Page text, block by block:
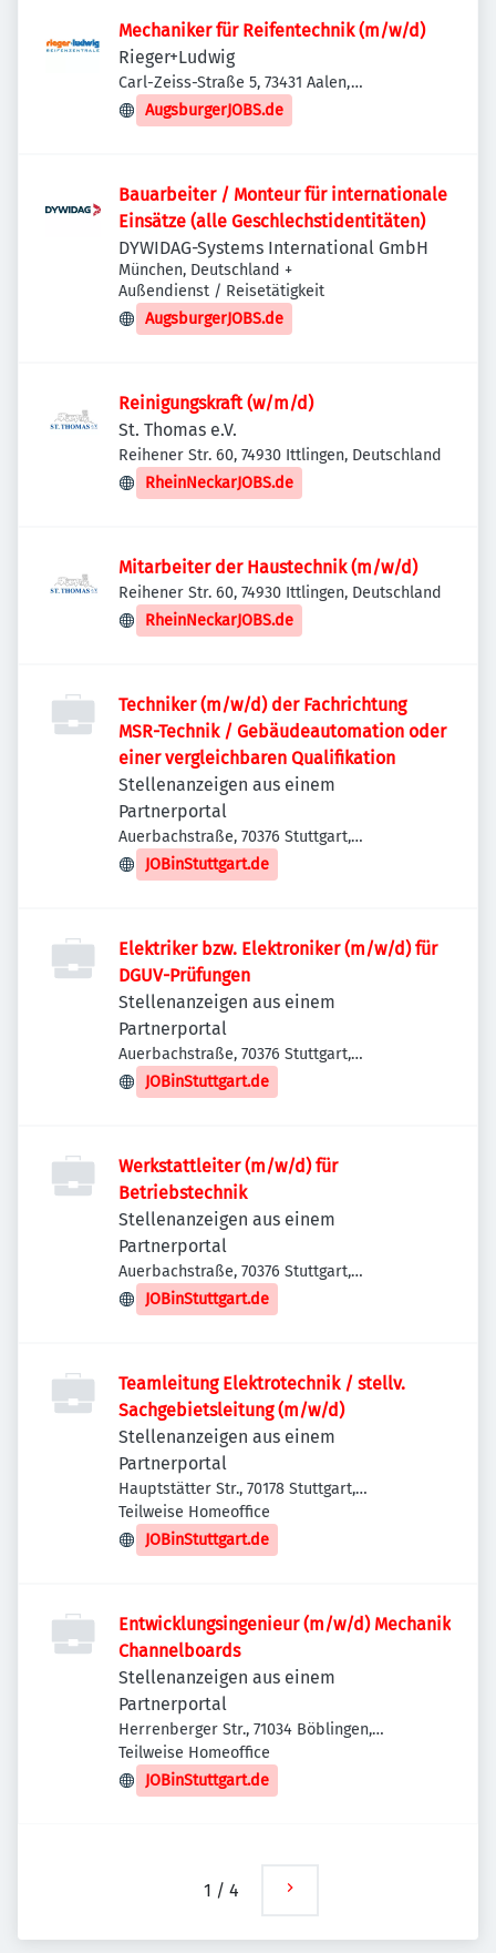
Mechaniker für Reifentechnik (m/w/d)
Rieger+Ludwig
Carl-Zeiss-Straße 5, 73431 Aalen,
Deutschland
AugsburgerJOBS.de
Bauarbeiter / Monteur für internationale
Einsätze (alle Geschlechstidentitäten)
DYWIDAG-Systems International GmbH
München, Deutschland +
Außendienst / Reisetätigkeit
AugsburgerJOBS.de
Reinigungskraft (w/m/d)
St. Thomas e.V.
Reihener Str. 60, 74930 Ittlingen, Deutschland
RheinNeckarJOBS.de
Mitarbeiter der Haustechnik (m/w/d)
Reihener Str. 60, 74930 Ittlingen, Deutschland
RheinNeckarJOBS.de
Techniker (m/w/d) der Fachrichtung
MSR-Technik / Gebäudeautomation oder
einer vergleichbaren Qualifikation
Stellenanzeigen aus einem
Partnerportal
Auerbachstraße, 70376 Stuttgart,
Deutschland
JOBinStuttgart.de
Elektriker bzw. Elektroniker (m/w/d) für
DGUV-Prüfungen
Stellenanzeigen aus einem
Partnerportal
Auerbachstraße, 70376 Stuttgart,
Deutschland
JOBinStuttgart.de
Werkstattleiter (m/w/d) für
Betriebstechnik
Stellenanzeigen aus einem
Partnerportal
Auerbachstraße, 70376 Stuttgart,
Deutschland
JOBinStuttgart.de
Teamleitung Elektrotechnik / stellv.
Sachgebietsleitung (m/w/d)
Stellenanzeigen aus einem
Partnerportal
Hauptstätter Str., 70178 Stuttgart,
Deutschland
Teilweise Homeoffice
JOBinStuttgart.de
Entwicklungsingenieur (m/w/d) Mechanik
Channelboards
Stellenanzeigen aus einem
Partnerportal
Herrenberger Str., 71034 Böblingen,
Deutschland
Teilweise Homeoffice
JOBinStuttgart.de
1 / 4